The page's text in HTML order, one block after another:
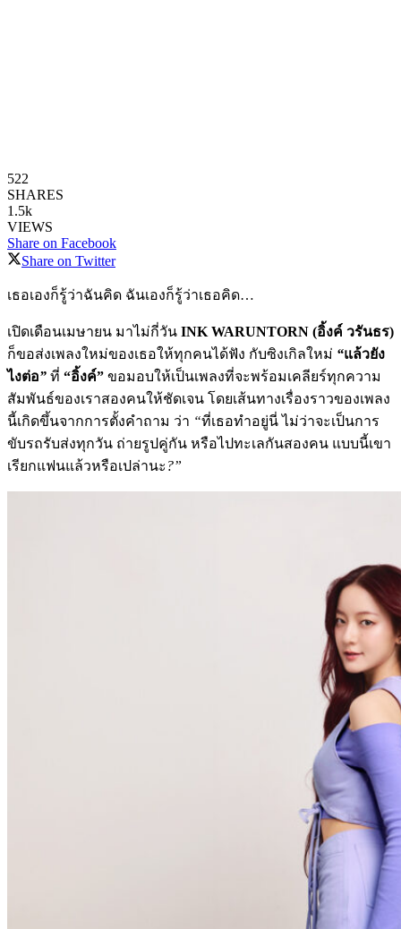
522
SHARES
1.5k
VIEWS
Share on Facebook
Share on Twitter
เธอเองก็รู้ว่าฉันคิด ฉันเองก็รู้ว่าเธอคิด…
เปิดเดือนเมษายน มาไม่กี่วัน INK WARUNTORN (อิ้งค์ วรันธร)
ก็ขอส่งเพลงใหม่ของเธอให้ทุกคนได้ฟัง กับซิงเกิลใหม่ “แล้วยัง
ไงต่อ” ที่ “อิ้งค์” ขอมอบให้เป็นเพลงที่จะพร้อมเคลียร์ทุกความ
สัมพันธ์ของเราสองคนให้ชัดเจน โดยเส้นทางเรื่องราวของเพลง
นี้เกิดขึ้นจากการตั้งคำถาม ว่า “ที่เธอทำอยู่นี่ ไม่ว่าจะเป็นการ
ขับรถรับส่งทุกวัน ถ่ายรูปคู่กัน หรือไปทะเลกันสองคน แบบนี้เขา
เรียกแฟนแล้วหรือเปล่านะ ?”